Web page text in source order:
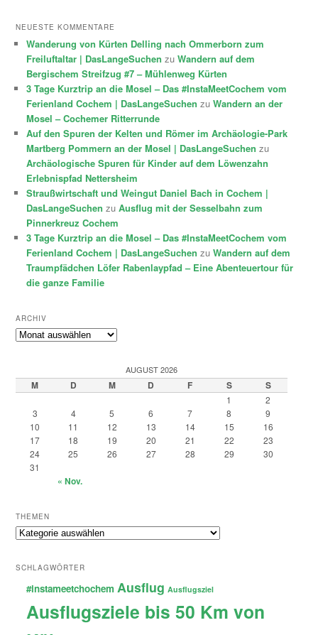
NEUESTE KOMMENTARE
Wanderung von Kürten Delling nach Ommerborn zum
Freiluftaltar | DasLangeSuchen zuWandern auf dem
Bergischem Streifzug #7 – Mühlenweg Kürten
3 Tage Kurztrip an die Mosel – Das #InstaMeetCochem vom
Ferienland Cochem | DasLangeSuchen zuWandern an der
Mosel – Cochemer Ritterrunde
Auf den Spuren der Kelten und Römer im Archäologie-Park
Martberg Pommern an der Mosel | DasLangeSuchen zu
Archäologische Spuren für Kinder auf dem Löwenzahn
Erlebnispfad Nettersheim
Straußwirtschaft und Weingut Daniel Bach in Cochem |
DasLangeSuchen zuAusflug mit der Sesselbahn zum
Pinnerkreuz Cochem
3 Tage Kurztrip an die Mosel – Das #InstaMeetCochem vom
Ferienland Cochem | DasLangeSuchen zuWandern auf dem
Traumpfädchen Löfer Rabenlaypfad – Eine Abenteuertour für
die ganze Familie
ARCHIV
Archiv
AUGUST 2026
M D M D F S S
1
2
3
4 5 6 7 8
9
10
11 12 13 14 15
16
17
18 19 20 21 22
23
24
25 26 27 28 29
30
31
« Nov.
THEMEN
Themen
SCHLAGWÖRTER
#instameetchochem Ausflug Ausflugsziel
Ausflugsziele bis 50 Km von